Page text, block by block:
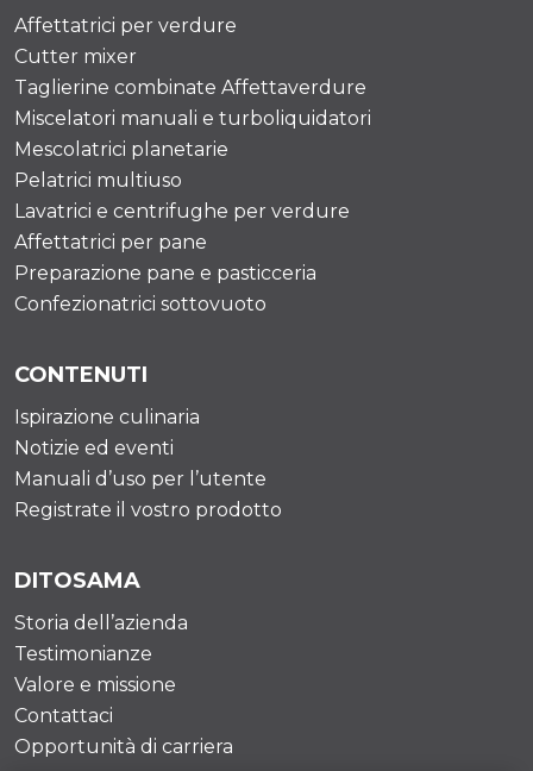
Affettatrici per verdure
Cutter mixer
Taglierine combinate Affettaverdure
Miscelatori manuali e turboliquidatori
Mescolatrici planetarie
Pelatrici multiuso
Lavatrici e centrifughe per verdure
Affettatrici per pane
Preparazione pane e pasticceria
Confezionatrici sottovuoto
CONTENUTI
Ispirazione culinaria
Notizie ed eventi
Manuali d’uso per l’utente
Registrate il vostro prodotto
DITOSAMA
Storia dell’azienda
Testimonianze
Valore e missione
Contattaci
Opportunità di carriera